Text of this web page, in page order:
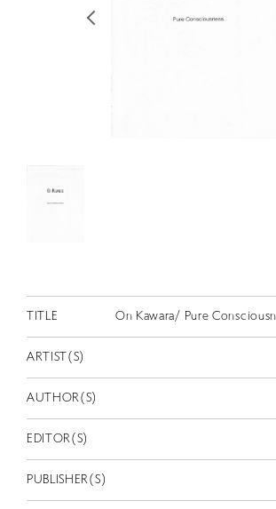
RETRACE
出版物
JP
TITLE On Kawara/ Pure
ARTIST(S)
AUTHOR(S)
EDITOR(S)
PUBLISHER(S)